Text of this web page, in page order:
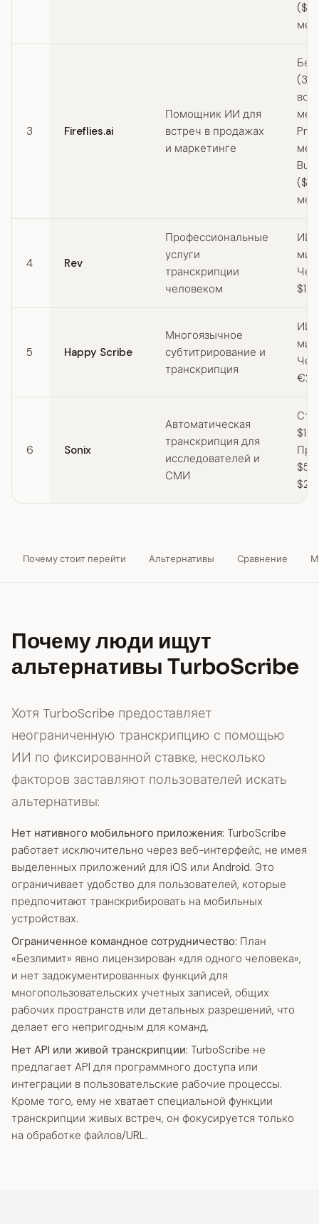
3 Fireflies.ai
Помощник ИИ для
встреч в продажах
и маркетинге
(3
Pro
4 Rev
Профессиональные
услуги
транскрипции
человеком
ИИ:
5 Happy Scribe
Многоязычное
субтитрирование и
транскрипция
ИИ:
6 Sonix
Автоматическая
транскрипция для
исследователей и
СМИ
$5/
Почему стоит перейти Альтернативы Сравнение
Почему люди ищут
альтернативы TurboScribe
Хотя TurboScribe предоставляет
неограниченную транскрипцию с помощью
ИИ по фиксированной ставке, несколько
факторов заставляют пользователей искать
альтернативы:
Нет нативного мобильного приложения: TurboScribe
работает исключительно через веб-интерфейс, не имея
выделенных приложений для iOS или Android. Это
ограничивает удобство для пользователей, которые
предпочитают транскрибировать на мобильных
устройствах.
Ограниченное командное сотрудничество: План
«Безлимит» явно лицензирован «для одного человека»,
и нет задокументированных функций для
многопользовательских учетных записей, общих
рабочих пространств или детальных разрешений, что
делает его непригодным для команд.
Нет API или живой транскрипции: TurboScribe не
предлагает API для программного доступа или
интеграции в пользовательские рабочие процессы.
Кроме того, ему не хватает специальной функции
транскрипции живых встреч, он фокусируется только
на обработке файлов/URL.